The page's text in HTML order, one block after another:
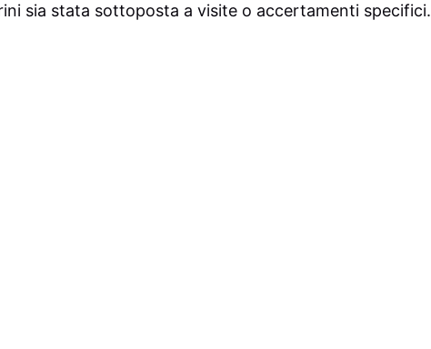
sia stata sottoposta a visite o accertamenti specifici.